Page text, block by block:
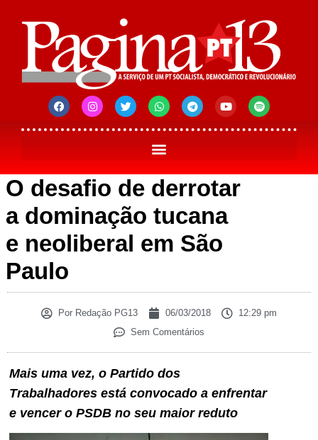
O desafio de derrotar
a dominação tucana
e neoliberal em São
Paulo
Por Redação PG13 06/03/2018
12:29 pm
Sem Comentários
Mais uma vez, o Partido dos
Trabalhadores está convocado a enfrentar
e vencer o PSDB no seu maior reduto